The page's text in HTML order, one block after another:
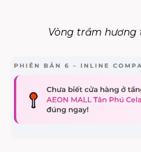
Vòng trầm hương